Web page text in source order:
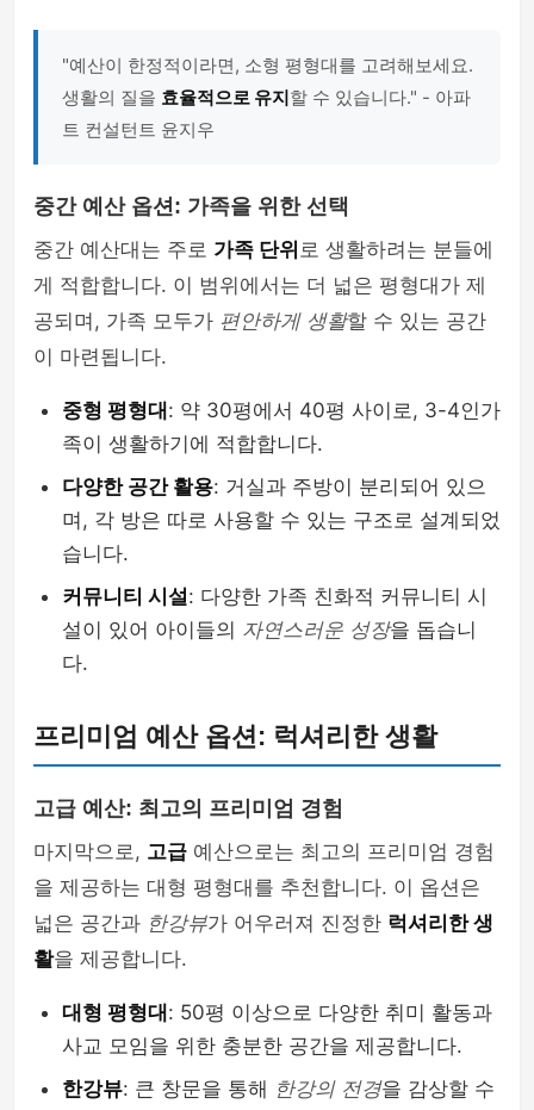
"예산이 한정적이라면, 소형 평형대를 고려해보세요.
생활의 질을 효율적으로 유지할 수 있습니다." - 아파
트 컨설턴트 윤지우
중간 예산 옵션: 가족을 위한 선택
중간 예산대는 주로 가족 단위 로 생활하려는 분들에
게 적합합니다. 이 범위에서는 더 넓은 평형대가 제
공되며, 가족 모두가 편안하게 생활할 수 있는 공간
이 마련됩니다.
중형 평형대 : 약 30평에서 40평 사이로, 3-4인가
족이 생활하기에 적합합니다.
다양한 공간 활용: 거실과 주방이 분리되어 있으
며, 각 방은 따로 사용할 수 있는 구조로 설계되었
습니다.
커뮤니티 시설: 다양한 가족 친화적 커뮤니티 시
설이 있어 아이들의 자연스러운 성장을 돕습니
다.
프리미엄 예산 옵션: 럭셔리한 생활
고급 예산: 최고의 프리미엄 경험
마지막으로, 고급 예산으로는 최고의 프리미엄 경험
을 제공하는 대형 평형대를 추천합니다. 이 옵션은
넓은 공간과 한강뷰가 어우러져 진정한 럭셔리한 생
활을 제공합니다.
대형 평형대 : 50평 이상으로 다양한 취미 활동과
사교 모임을 위한 충분한 공간을 제공합니다.
한강뷰: 큰 창문을 통해 한강의 전경을 감상할 수